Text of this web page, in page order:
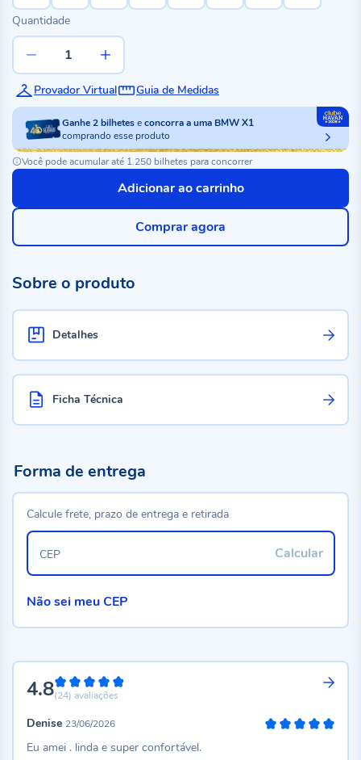
Quantidade
Provador Virtual Guia de Medidas
Ganhe2bilheteseconcorra a uma BMW X1
comprando esse produto
Você pode acumular até 1.250 bilhetes para concorrer
Adicionar ao carrinho
Comprar agora
Sobre o produto
Detalhes
Ficha Técnica
4.896%
(24) avaliações
Denise 23/06/2026
Eu amei . linda e super confortável.
Forma de entrega
Calcule frete, prazo de entrega e retirada
Calcular
CEP
Não sei meu CEP